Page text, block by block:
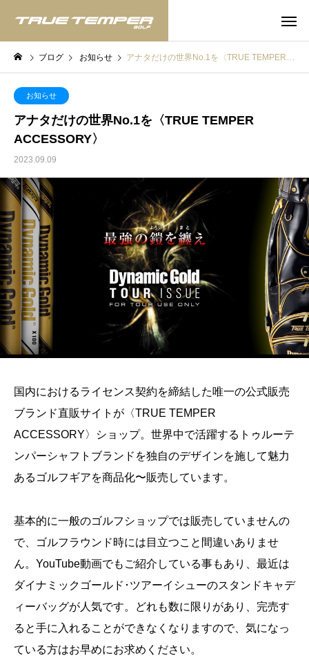
ブログ お知らせ アナタだけの世界No.1を〈TRUE TEMPER ACCESSORY〉
お知らせ
アナタだけの世界No.1を〈TRUE TEMPER
ACCESSORY〉
2023.09.09
国内におけるライセンス契約を締結した唯一の公式販売
ブランド直販サイトが〈TRUE TEMPER
ACCESSORY〉ショップ。世界中で活躍するトゥルーテ
ンパーシャフトブランドを独自のデザインを施して魅力
あるゴルフギアを商品化〜販売しています。
基本的に一般のゴルフショップでは販売していませんの
で、ゴルフラウンド時には目立つこと間違いありませ
ん。YouTube動画でもご紹介している事もあり、最近は
ダイナミックゴールド･ツアーイシューのスタンドキャデ
ィーバッグが人気です。どれも数に限りがあり、完売す
ると手に入れることができなくなりますので、気になっ
ている方はお早めにお求めください。